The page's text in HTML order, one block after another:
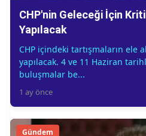
CHP'nin Geleceği İçin
Yapılacak
CHP içindeki tartışmaların ele
yapılacak. 4 ve 11 Haziran
buluşmalar be...
1 ay önce
Gündem